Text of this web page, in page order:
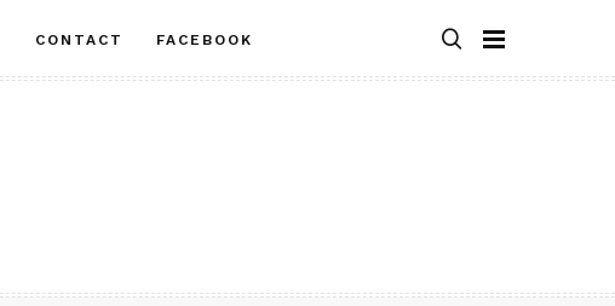
CONTACT FACEBOOK